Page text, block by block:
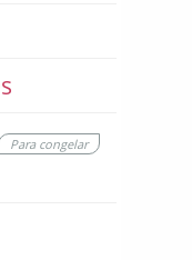
Para congelar